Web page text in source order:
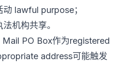
lawful purpose；
机构共享。
PO Box作为registered
address可能触发